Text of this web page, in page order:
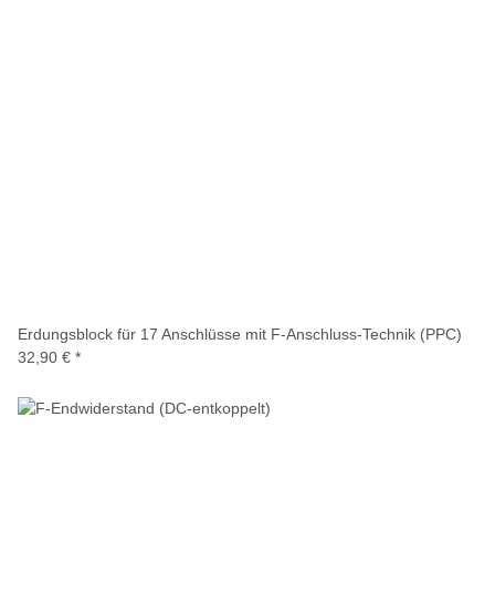
Erdungsblock für 17 Anschlüsse mit F-Anschluss-Technik (PPC)
32,90 € *